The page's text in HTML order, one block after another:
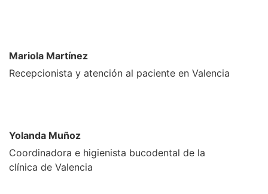
Mariola Martínez
Recepcionista y atención al paciente en Valencia
Yolanda Muñoz
Coordinadora e higienista bucodental de la
clínica de Valencia